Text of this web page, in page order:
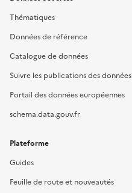
Thématiques
Données de référence
Catalogue de données
Suivre les publications des données
Portail des données européennes
schema.data.gouv.fr
Plateforme
Guides
Feuille de route et nouveautés